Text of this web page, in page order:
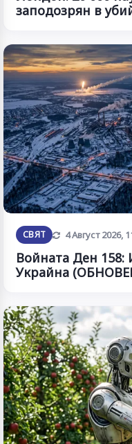
заподозрян в
СВЯТ Обновена
4 Август 2026,
Войната Ден 158:
Украйна